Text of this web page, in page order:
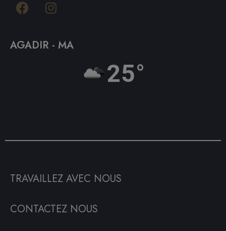
AGADIR - MA
25°
TRAVAILLEZ AVEC NOUS
CONTACTEZ NOUS